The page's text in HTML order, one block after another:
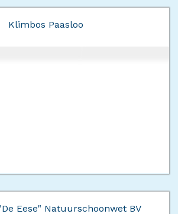
Klimbos Paasloo
Eese" Natuurschoonwet BV